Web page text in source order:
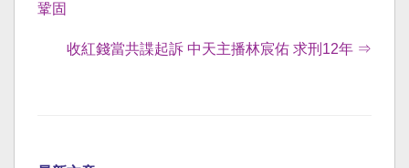
鞏固
收紅錢當共諜起訴 中天主播林宸佑 求刑12年 ⇒